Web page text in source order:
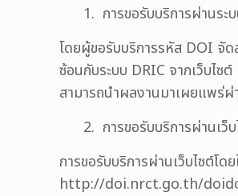
1. การขอรับบริการผ่านระ
โดยผู้ขอรับบริการรหัส DOI จั
ซ้อนกับระบบ DRIC จากเว็บไ
สามารถนำผลงานมาเผยแพร่ผ่
2. การขอรับบริการผ่านเว็
การขอรับบริการผ่านเว็บไซต์โ
http://doi.nrct.go.th/doidc